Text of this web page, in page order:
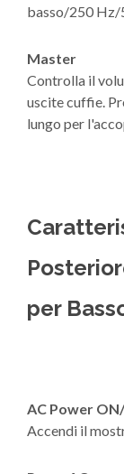
basso/250
Master
Controlla il
uscite cuffie.
lungo per
per
AC Power
Accendi il